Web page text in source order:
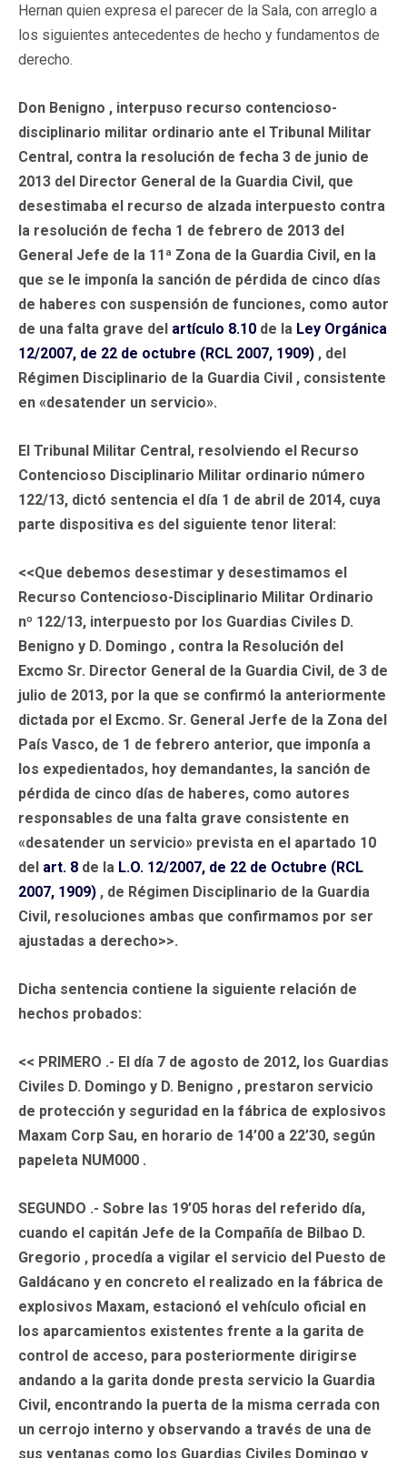
Hernan quien expresa el parecer de la Sala, con arreglo a
los siguientes antecedentes de hecho y fundamentos de
derecho.
Don Benigno , interpuso recurso contencioso-
disciplinario militar ordinario ante el Tribunal Militar
Central, contra la resolución de fecha 3 de junio de
2013 del Director General de la Guardia Civil, que
desestimaba el recurso de alzada interpuesto contra
la resolución de fecha 1 de febrero de 2013 del
General Jefe de la 11ª Zona de la Guardia Civil, en la
que se le imponía la sanción de pérdida de cinco días
de haberes con suspensión de funciones, como autor
de una falta grave del artículo 8.10 de la Ley Orgánica
12/2007, de 22 de octubre (RCL 2007, 1909) , del
Régimen Disciplinario de la Guardia Civil , consistente
en «desatender un servicio».
El Tribunal Militar Central, resolviendo el Recurso
Contencioso Disciplinario Militar ordinario número
122/13, dictó sentencia el día 1 de abril de 2014, cuya
parte dispositiva es del siguiente tenor literal:
<<Que debemos desestimar y desestimamos el
Recurso Contencioso-Disciplinario Militar Ordinario
nº 122/13, interpuesto por los Guardias Civiles D.
Benigno y D. Domingo , contra la Resolución del
Excmo Sr. Director General de la Guardia Civil, de 3 de
julio de 2013, por la que se confirmó la anteriormente
dictada por el Excmo. Sr. General Jerfe de la Zona del
País Vasco, de 1 de febrero anterior, que imponía a
los expedientados, hoy demandantes, la sanción de
pérdida de cinco días de haberes, como autores
responsables de una falta grave consistente en
«desatender un servicio» prevista en el apartado 10
del art. 8 de la L.O. 12/2007, de 22 de Octubre (RCL
2007, 1909) , de Régimen Disciplinario de la Guardia
Civil, resoluciones ambas que confirmamos por ser
ajustadas a derecho>>.
Dicha sentencia contiene la siguiente relación de
hechos probados:
<< PRIMERO .- El día 7 de agosto de 2012, los Guardias
Civiles D. Domingo y D. Benigno , prestaron servicio
de protección y seguridad en la fábrica de explosivos
Maxam Corp Sau, en horario de 14’00 a 22’30, según
papeleta NUM000 .
SEGUNDO .- Sobre las 19’05 horas del referido día,
cuando el capitán Jefe de la Compañía de Bilbao D.
Gregorio , procedía a vigilar el servicio del Puesto de
Galdácano y en concreto el realizado en la fábrica de
explosivos Maxam, estacionó el vehículo oficial en
los aparcamientos existentes frente a la garita de
control de acceso, para posteriormente dirigirse
andando a la garita donde presta servicio la Guardia
Civil, encontrando la puerta de la misma cerrada con
un cerrojo interno y observando a través de una de
sus ventanas como los Guardias Civiles Domingo y